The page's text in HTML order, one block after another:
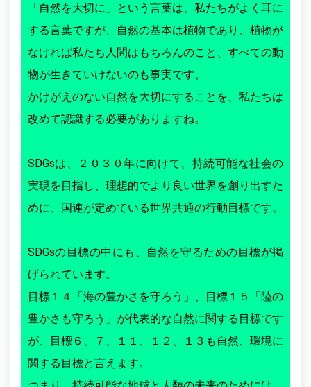
「自然を大切に」という言葉は、私たちがよく耳に
する言葉ですが、自然の基本は植物であり、植物が
なければ私たち人間はもちろんのこと、すべての動
物が生きていけないのも事実です。
かけがえのない自然を大切にすることを、私たちは
改めて認識する必要がありますね。
SDGsは、２０３０年に向けて、持続可能な社会の
実現を目指し、理想的でより良い世界を創り出すた
めに、国連が定めている世界共通の行動目標です。
SDGsの目標の中にも、自然を守るための目標が掲
げられています。
目標１４「海の豊かさを守ろう」、目標１５「陸の
豊かさも守ろう」が代表的な自然に関する目標です
が、目標６、７、１１、１２、１３も自然、環境に
関する目標と言えます。